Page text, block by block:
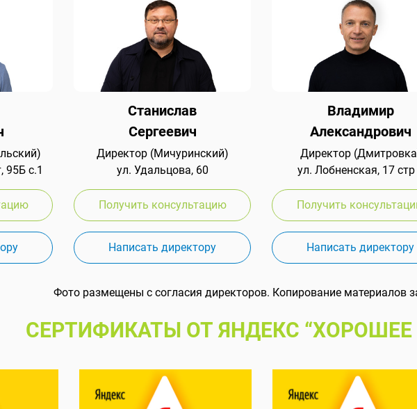
95Б с.1
Станислав
Сергеевич
Директор (Мичуринский)
ул. Удальцова, 60
Получить консультацию
Написать директору
Владимир
Александрович
Директор
ул. Лобненская, 17 стр
Получить
Написать директору
Фото размещены с согласия директоров. Копирование материалов
СЕРТИФИКАТЫ ОТ ЯНДЕКС “ХОРОШЕЕ